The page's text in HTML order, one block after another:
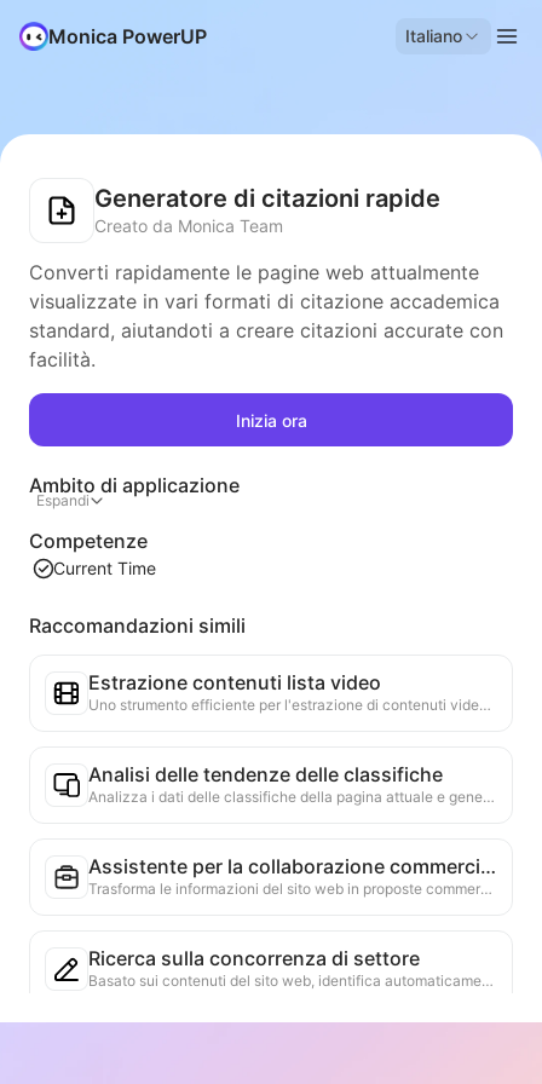
Monica PowerUP Italiano
Generatore di citazioni rapide
Creato da Monica Team
Converti rapidamente le pagine web attualmente
visualizzate in vari formati di citazione accademica
standard, aiutandoti a creare citazioni accurate con
facilità.
Inizia ora
Ambito di applicazione
Espandi
Competenze
Current Time
Raccomandazioni simili
Estrazione contenuti lista video
Uno strumento efficiente per l'estrazione di contenuti video da pagine web, in grado di scansionare rapidamente le pagine e organizzare le informazioni sui video in una tabella Markdown strutturata.
Analisi delle tendenze delle classifiche
Analizza i dati delle classifiche della pagina attuale e genera un rapporto sulle tendenze. Identifica le categorie popolari, i tipi di prodotti in rapida ascesa e le tecnologie emergenti. Fornisce approfondimenti di mercato immediati per aiutarti a comprendere le ultime tendenze dei prodotti e le dinamiche di mercato.
Assistente per la collaborazione commerciale
Trasforma le informazioni del sito web in proposte commerciali personalizzate, messaggi privati per la collaborazione, fornendo modelli pronti e guide per il follow-up, semplificando il processo di collaborazione.
Ricerca sulla concorrenza di settore
Basato sui contenuti del sito web, identifica automaticamente il settore in cui opera l'azienda e i principali concorrenti. Genera un rapporto dettagliato sull'analisi della concorrenza, inclusi quote di mercato, confronto dei prodotti e analisi SWOT, per aiutare a comprendere il posizionamento dell'azienda nel settore.